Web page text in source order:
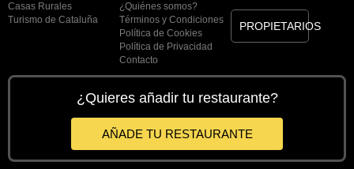
Casas Rurales
Turismo de Cataluña
¿Quiénes somos?
Términos y Condiciones
Política de Cookies
Política de Privacidad
Contacto
PROPIETARIOS
¿Quieres añadir tu restaurante?
AÑADE TU RESTAURANTE